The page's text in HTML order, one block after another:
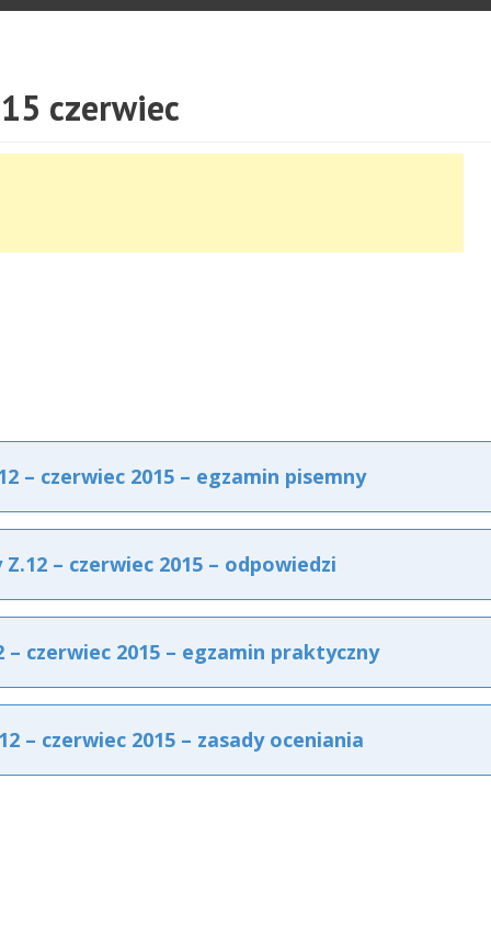
czerwiec
– czerwiec 2015 – egzamin pisemny
– czerwiec 2015 – odpowiedzi
– czerwiec 2015 – egzamin praktyczny
– czerwiec 2015 – zasady oceniania